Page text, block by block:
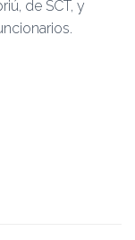
de SCT, y